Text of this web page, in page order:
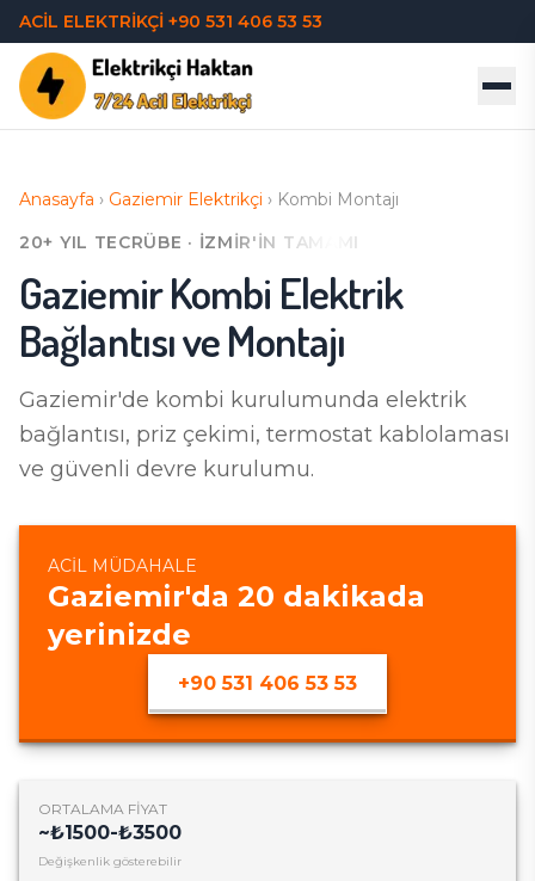
ACİL ELEKTRİKÇİ +90 531 406 53 53
Anasayfa › Gaziemir Elektrikçi › Kombi Montajı
20+ YIL TECRÜBE · İZMIR'IN TAMAMI
GaziemirKombi Elektrik
Bağlantısı ve Montajı
Gaziemir'de kombi kurulumunda elektrik
bağlantısı, priz çekimi, termostat kablolaması
ve güvenli devre kurulumu.
ACIL MÜDAHALE
Gaziemir'da 20 dakikada
yerinizde
+90 531 406 53 53
ORTALAMA FIYAT
~₺1500-₺3500
Değişkenlik gösterebilir